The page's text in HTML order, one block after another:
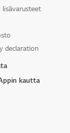
lisävarusteet
declaration
kautta